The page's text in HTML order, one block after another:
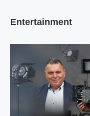
Entertainment